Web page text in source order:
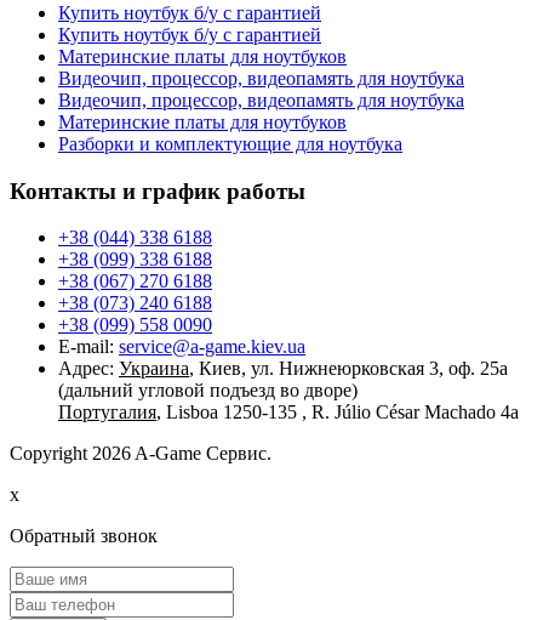
Купить ноутбук б/у с гарантией
Купить ноутбук б/у с гарантией
Материнские платы для ноутбуков
Видеочип, процессор, видеопамять для ноутбука
Видеочип, процессор, видеопамять для ноутбука
Материнские платы для ноутбуков
Разборки и комплектующие для ноутбука
Контакты и график работы
+38 (044) 338 6188
+38 (099) 338 6188
+38 (067) 270 6188
+38 (073) 240 6188
+38 (099) 558 0090
E-mail: service@a-game.kiev.ua
Адрес: Украина, Киев, ул. Нижнеюрковская 3, оф. 25а
(дальний угловой подъезд во дворе)
Португалия, Lisboa 1250-135 , R. Júlio César Machado 4a
Copyright 2026 A-Game Сервис.
x
Обратный звонок